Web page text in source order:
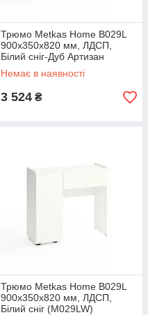
Трюмо Metkas Home B029L
900х350х820 мм, ЛДСП,
Білий сніг-Дуб Артизан
(M029LWDA)
Немає в наявності
3 524 ₴
Трюмо Metkas Home B029L
900х350х820 мм, ЛДСП,
Білий сніг (M029LW)